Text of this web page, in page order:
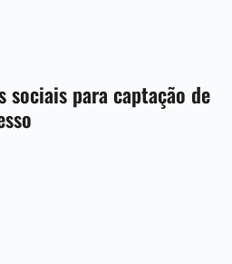
sociais para captação de